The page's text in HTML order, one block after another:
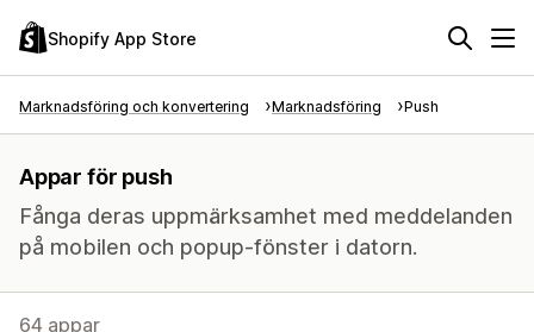
Shopify App Store
Marknadsföring och konvertering Marknadsföring Push
Appar för push
Fånga deras uppmärksamhet med meddelanden
på mobilen och popup-fönster i datorn.
64 appar